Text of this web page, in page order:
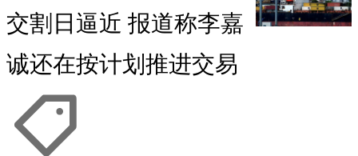
交割日逼近 报道称李嘉
诚还在按计划推进交易